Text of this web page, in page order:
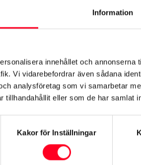
Information
innehållet och annonserna
Vi vidarebefordrar även sådana
analysföretag som vi samarbetar
tillhandahållit eller som de har samlat
Kakor för Inställningar
tillbehör
bil